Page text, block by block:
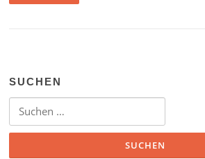
SUCHEN
Suchen nach: